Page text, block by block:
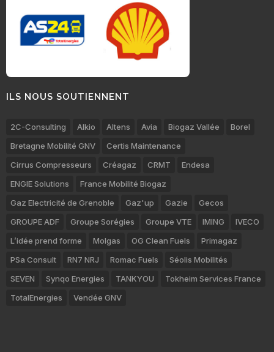
ILS NOUS SOUTIENNENT
2C-Consulting Alkio Altens Avia Biogaz Vallée
Borel
Bretagne Mobilité GNV
Certis Maintenance
Cirrus Compresseurs
Créagaz CRMT
Endesa
ENGIE Solutions
France Mobilité Biogaz
Gaz Electricité de Grenoble
Gaz'up Gazie
Gecos
GROUPE ADF
Groupe Sorégies Groupe VTE IMING
IVECO
L’idée prend forme
Molgas OG Clean Fuels
Primagaz
PSa Consult
RN7 NRJ Romac Fuels
Séolis Mobilités
SEVEN
Synqo Energies TANKYOU
Tokheim Services France
TotalEnergies
Vendée GNV